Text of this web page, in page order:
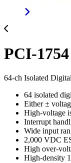
PCI-1754
64-ch Isolated
64 isolated
Either ±
High-voltage
Interrupt
Wide input
2,000 VDC
High over-
High-density